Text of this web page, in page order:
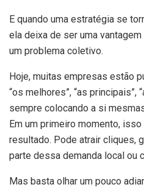
E quando uma estratégia se
ela deixa de ser uma
um problema coletivo.
Hoje, muitas empresas estão
“os melhores”, “as principais”,
sempre colocando a si
Em um primeiro momento,
resultado. Pode atrair cliques,
parte dessa demanda local ou
Mas basta olhar um pouco